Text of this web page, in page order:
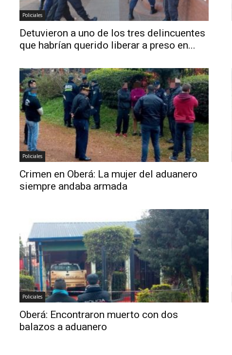
Policiales
Detuvieron a uno de los tres delincuentes
que habrían querido liberar a preso en...
Policiales
Crimen en Oberá: La mujer del aduanero
siempre andaba armada
Policiales
Oberá: Encontraron muerto con dos
balazos a aduanero